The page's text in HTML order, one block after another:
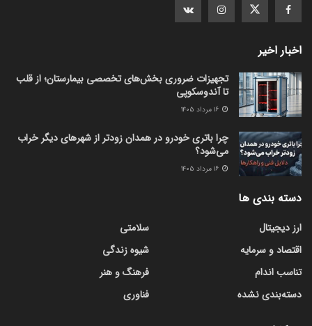
اخبار اخیر
تجهیزات ضروری بخش‌های تخصصی بیمارستان؛ از قلب
تا آندوسکوپی
چرا باتری خودرو در همدان زودتر از شهرهای دیگر خراب
می‌شود؟
دسته بندی ها
ارز دیجیتال
اقتصاد و سرمایه
تناسب اندام
دسته‌بندی نشده
سلامتی
شیوه زندگی
فرهنگ و هنر
فناوری